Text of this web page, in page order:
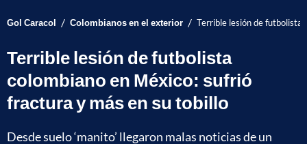
Gol Caracol / Colombianos en el exterior / Terrible lesión de futbolista
Terrible lesión de futbolista
colombiano en México: sufrió
fractura y más en su tobillo
Desde suelo ‘manito’ llegaron malas noticias de un